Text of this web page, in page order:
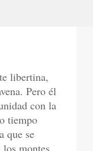
libertina,
Pero él
con la
tiempo
que se